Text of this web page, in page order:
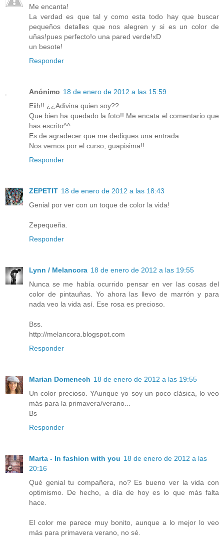
Me encanta!
La verdad es que tal y como esta todo hay que buscar
pequeños detalles que nos alegren y si es un color de
uñas!pues perfecto!o una pared verde!xD
un besote!
Responder
Anónimo 18 de enero de 2012 a las 15:59
Eiih!! ¿¿Adivina quien soy??
Que bien ha quedado la foto!! Me encata el comentario que
has escrito^^
Es de agradecer que me dediques una entrada.
Nos vemos por el curso, guapisima!!
Responder
ZEPETIT 18 de enero de 2012 a las 18:43
Genial por ver con un toque de color la vida!
Zepequeña.
Responder
Lynn / Melancora 18 de enero de 2012 a las 19:55
Nunca se me había ocurrido pensar en ver las cosas del
color de pintauñas. Yo ahora las llevo de marrón y para
nada veo la vida así. Ese rosa es precioso.
Bss.
http://melancora.blogspot.com
Responder
Marian Domenech 18 de enero de 2012 a las 19:55
Un color precioso. YAunque yo soy un poco clásica, lo veo
más para la primavera/verano...
Bs
Responder
Marta - In fashion with you 18 de enero de 2012 a las
20:16
Qué genial tu compañera, no? Es bueno ver la vida con
optimismo. De hecho, a día de hoy es lo que más falta
hace.
El color me parece muy bonito, aunque a lo mejor lo veo
más para primavera verano, no sé.